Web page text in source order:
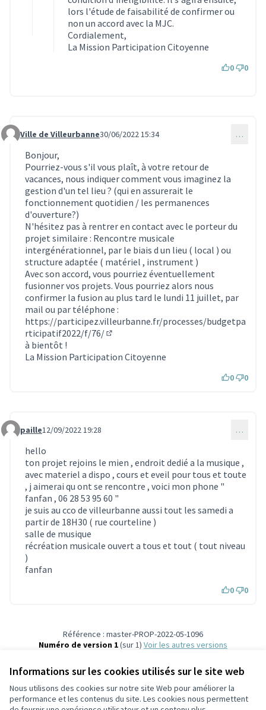
Informations sur les cookies utilisés sur le site web
Nous utilisons des cookies sur notre site Web pour améliorer la
performance et les contenus du site. Les cookies nous permettent
lors l'étude de faisabilité de confirmer ou
non un accord avec la MJC.
Cordialement,
La Mission Participation Citoyenne
0 0
Commentaire 1952
Ville de Villeurbanne30/06/2022 15:34 …
Bonjour,
Pourriez-vous s'il vous plaît, à votre retour de
vacances, nous indiquer comment vous imaginez la
gestion d'un tel lieu ? (qui en assurerait le
fonctionnement quotidien / les permanences
d'ouverture?)
N'hésitez pas à rentrer en contact avec le porteur du
projet similaire : Rencontre musicale
intergénérationnel, par le biais d un lieu ( local ) ou
structure adaptée ( matériel , instrument )
Avec son accord, vous pourriez éventuellement
fusionner vos projets. Vous pourriez alors nous
confirmer la fusion au plus tard le lundi 11 juillet, par
mail ou par téléphone :
https://participez.villeurbanne.fr/processes/budgetpa
rticipatif2022/f/76/
à bientôt !
La Mission Participation Citoyenne
0 0
Commentaire 2060
paille12/09/2022 19:28 …
hello
ton projet rejoins le mien , endroit dedié a la musique ,
avec materiel a dispo , cours et eveil pour tous et toute
, j aimerai qu ont se rencontre , voici mon phone "
fanfan , 06 28 53 95 60 "
je suis au cco de villeurbanne aussi tout les samedi a
partir de 18H30 ( rue courteline )
salle de musique
récréation musicale ouvert a tous et tout ( tout niveau
)
fanfan
0 0
Référence : master-PROP-2022-05-1096
Numéro de version 1(sur 1)
voir les autres versions
Conditions d'utilisation
Paramètres des cookies